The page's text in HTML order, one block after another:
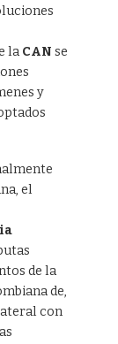
la CAN se
y
el
de la
de,
con